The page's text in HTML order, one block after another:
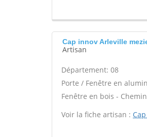
Cap innov Arleville
Artisan
Département: 08
Porte / Fenêtre en
Fenêtre en bois -
Voir la fiche artisan :